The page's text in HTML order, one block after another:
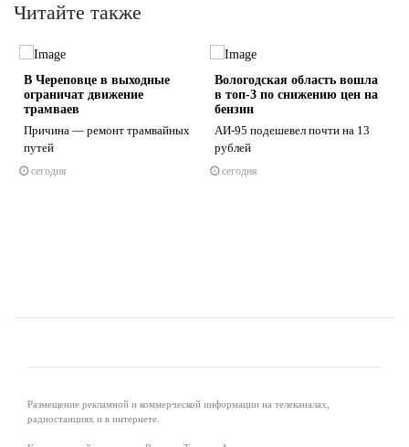
Читайте также
В Череповце в выходные
ограничат движение
трамваев
Причина — ремонт трамвайных
путей
сегодня
Вологодская область вошла
в топ-3 по снижению цен на
бензин
АИ-95 подешевел почти на 13
рублей
сегодня
Размещение рекламной и коммерческой информации на телеканалах,
радиостанциях и в интернете.